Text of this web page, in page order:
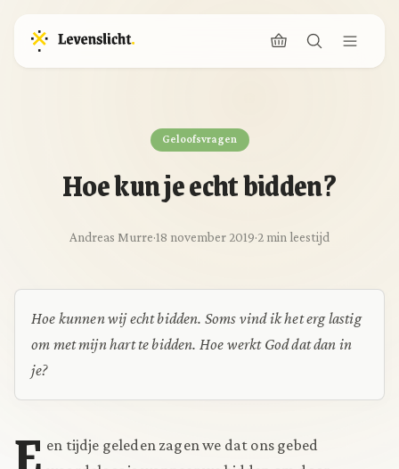
Geloofsvragen
Hoe kun je echt bidden?
Andreas Murre·18 november 2019·2 min leestijd
Hoe kunnen wij echt bidden. Soms vind ik het erg lastig
om met mijn hart te bidden. Hoe werkt God dat dan in
je?
en tijdje geleden zagen we dat ons gebed